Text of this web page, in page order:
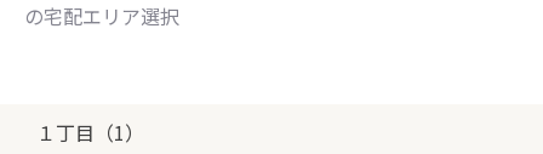
の宅配エリア選択
１丁目（1）